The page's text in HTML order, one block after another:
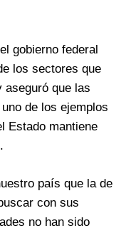
gobierno federal
los sectores que
aseguró que las
de los ejemplos
Estado mantiene
país que la de
con sus
no han sido